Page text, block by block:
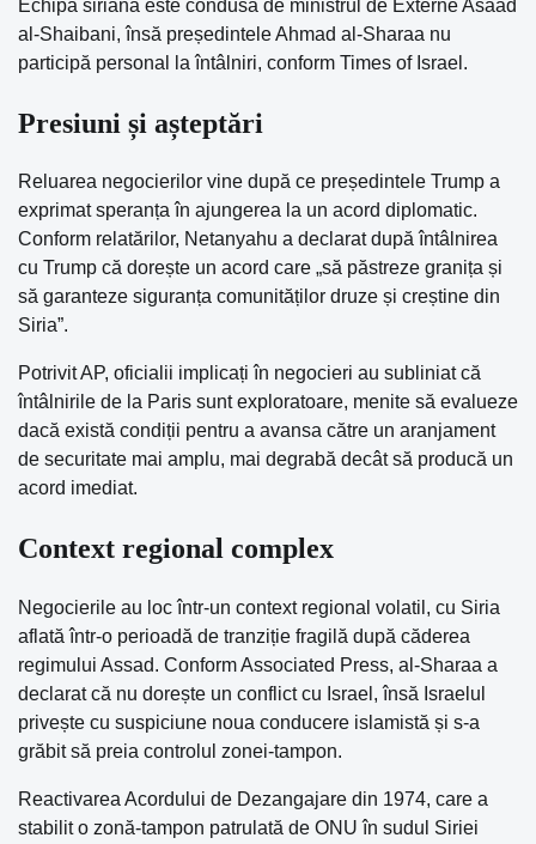
Echipa siriană este condusă de ministrul de Externe Asaad
al-Shaibani, însă președintele Ahmad al-Sharaa nu
participă personal la întâlniri, conform Times of Israel.
Presiuni și așteptări
Reluarea negocierilor vine după ce președintele Trump a
exprimat speranța în ajungerea la un acord diplomatic.
Conform relatărilor, Netanyahu a declarat după întâlnirea
cu Trump că dorește un acord care „să păstreze granița și
să garanteze siguranța comunităților druze și creștine din
Siria”.
Potrivit AP, oficialii implicați în negocieri au subliniat că
întâlnirile de la Paris sunt exploratoare, menite să evalueze
dacă există condiții pentru a avansa către un aranjament
de securitate mai amplu, mai degrabă decât să producă un
acord imediat.
Context regional complex
Negocierile au loc într-un context regional volatil, cu Siria
aflată într-o perioadă de tranziție fragilă după căderea
regimului Assad. Conform Associated Press, al-Sharaa a
declarat că nu dorește un conflict cu Israel, însă Israelul
privește cu suspiciune noua conducere islamistă și s-a
grăbit să preia controlul zonei-tampon.
Reactivarea Acordului de Dezangajare din 1974, care a
stabilit o zonă-tampon patrulată de ONU în sudul Siriei